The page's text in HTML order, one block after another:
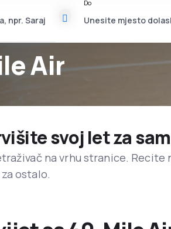
Air
Do
svoj let za
na vrhu stranice. Recite
ostalo.